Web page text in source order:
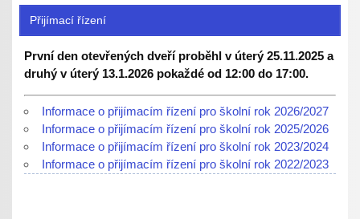
Přijímací řízení
První den otevřených dveří proběhl v úterý 25.11.2025 a
druhý v úterý 13.1.2026 pokaždé od 12:00 do 17:00.
Informace o přijímacím řízení pro školní rok 2026/2027
Informace o přijímacím řízení pro školní rok 2025/2026
Informace o přijímacím řízení pro školní rok 2023/2024
Informace o přijímacím řízení pro školní rok 2022/2023